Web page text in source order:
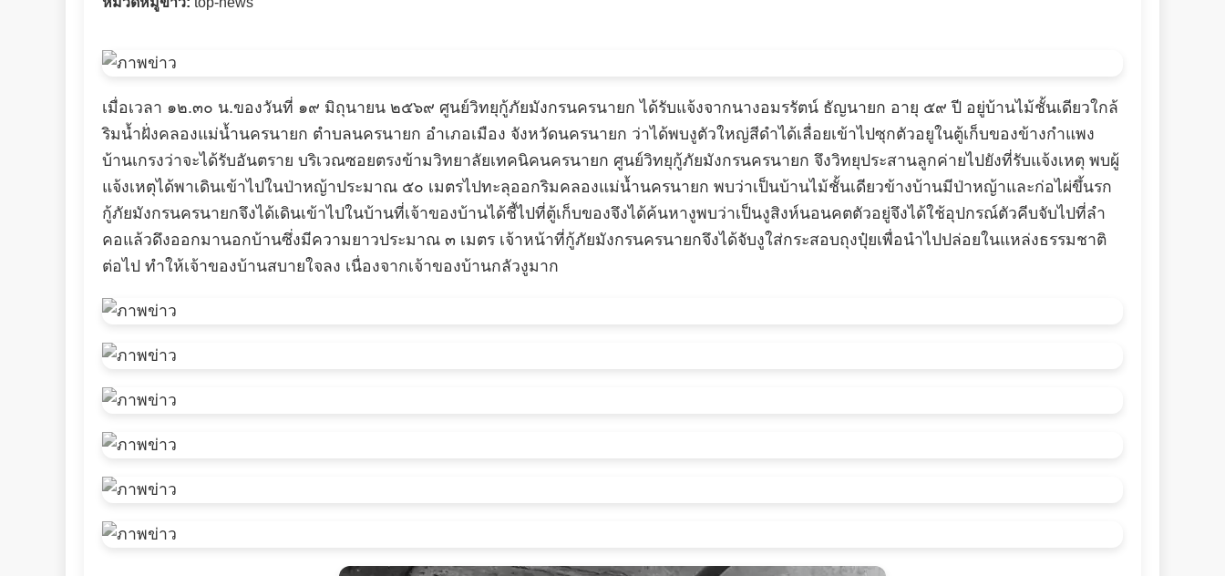
เมื่อเวลา ๑๒.๓๐ น.ของวันที่ ๑๙ มิถุนายน ๒๕๖๙ ศูนย์วิทยุกู้ภัยมังกรนครนายก ได้รับแจ้งจากนางอมรรัตน์ ธัญนายก อายุ ๕๙ ปี อยู่บ้านไม้ชั้นเดียวใกล้
ริมน้ำฝั่งคลองแม่น้ำนครนายก ตำบลนครนายก อำเภอเมือง จังหวัดนครนายก ว่าได้พบงูตัวใหญ่สีดำได้เลื่อยเข้าไปซุกตัวอยูในตู้เก็บของข้างกำแพง
บ้านเกรงว่าจะได้รับอันตราย บริเวณซอยตรงข้ามวิทยาลัยเทคนิคนครนายก ศูนย์วิทยุกู้ภัยมังกรนครนายก จึงวิทยุประสานลูกค่ายไปยังที่รับแจ้งเหตุ พบผู้
แจ้งเหตุได้พาเดินเข้าไปในป่าหญ้าประมาณ ๕๐ เมตรไปทะลุออกริมคลองแม่น้ำนครนายก พบว่าเป็นบ้านไม้ชั้นเดียวข้างบ้านมีป่าหญ้าและก่อไผ่ขึ้นรก
กู้ภัยมังกรนครนายกจึงได้เดินเข้าไปในบ้านที่เจ้าของบ้านได้ชี้ไปที่ตู้เก็บของจึงได้ค้นหางูพบว่าเป็นงูสิงห์นอนคตตัวอยู่จึงได้ใช้อุปกรณ์ตัวคีบจับไปที่ลำ
คอแล้วดึงออกมานอกบ้านซึ่งมีความยาวประมาณ ๓ เมตร เจ้าหน้าที่กู้ภัยมังกรนครนายกจึงได้จับงูใส่กระสอบถุงปุ๋ยเพื่อนำไปปล่อยในแหล่งธรรมชาติ
ต่อไป ทำให้เจ้าของบ้านสบายใจลง เนื่องจากเจ้าของบ้านกลัวงูมาก